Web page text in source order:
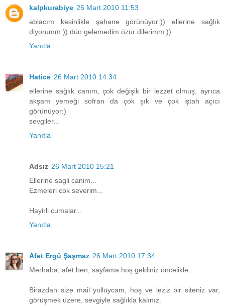
kalpkurabiye 26 Mart 2010 11:53
ablacım kesinlikle şahane görünüyor:)) ellerine sağlık
diyorumm:)) dün gelemedim özür dilerimm:))
Yanıtla
Hatice 26 Mart 2010 14:34
ellerine sağlık canım, çok değişik bir lezzet olmuş, ayrıca
akşam yemeği sofran da çok şık ve çok iştah açıcı
görünüyor:)
sevgiler...
Yanıtla
Adsız 26 Mart 2010 15:21
Ellerine sagli canim...
Ezmeleri cok severim...
Hayirli cumalar...
Yanıtla
Afet Ergü Şaşmaz 26 Mart 2010 17:34
Merhaba, afet ben, sayfama hoş geldiniz öncelikle.
Birazdan size mail yolluycam, hoş ve leziz bir siteniz var,
görüşmek üzere, sevgiyle sağlıkla kalınız.